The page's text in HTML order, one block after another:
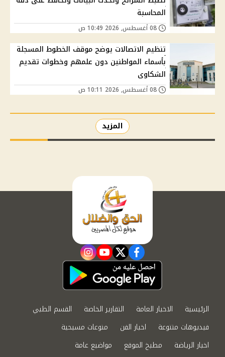
المحاسبة
تنظيم الاتصالات يوضح موقف الخطوط المسجلة
بأسماء المواطنين دون علمهم وخطوات تقديم
الشكاوى
المزيد
facebook
twitter
youtube
instagram
الرئيسية الاخبار العامة التقارير الخاصة
القسم الطبي
فيديوهات متنوعة
اخبار الفن
منوعات مسيحية
اخبار الرياضة
مطبخ الموقع
مواضيع عامة